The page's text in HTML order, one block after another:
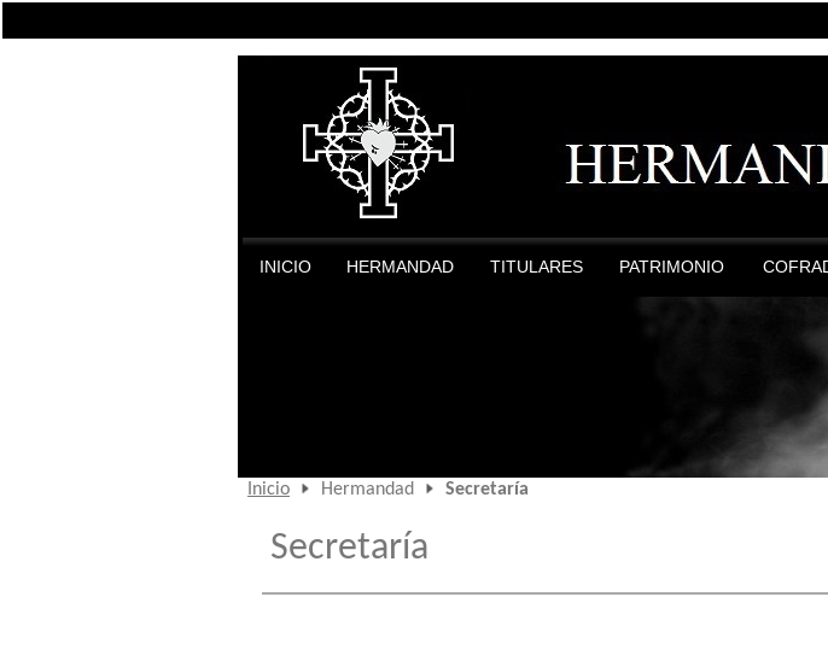
INICIO HERMANDAD TITULARES PATRIMONIO
Inicio Hermandad Secretaría
Secretaría